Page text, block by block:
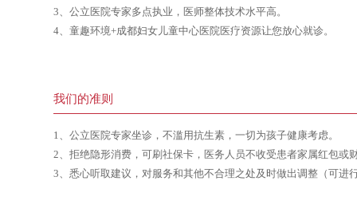
3、公立医院专家多点执业，医师整体技术水平高。
4、童趣环境+成都妇女儿童中心医院医疗资源让您放心就诊。
我们的准则
1、公立医院专家坐诊，不滥用抗生素，一切为孩子健康考虑。
2、拒绝隐形消费，可刷社保卡，医务人员不收受患者家属红包或
3、悉心听取建议，对服务和其他不合理之处及时做出调整（可进